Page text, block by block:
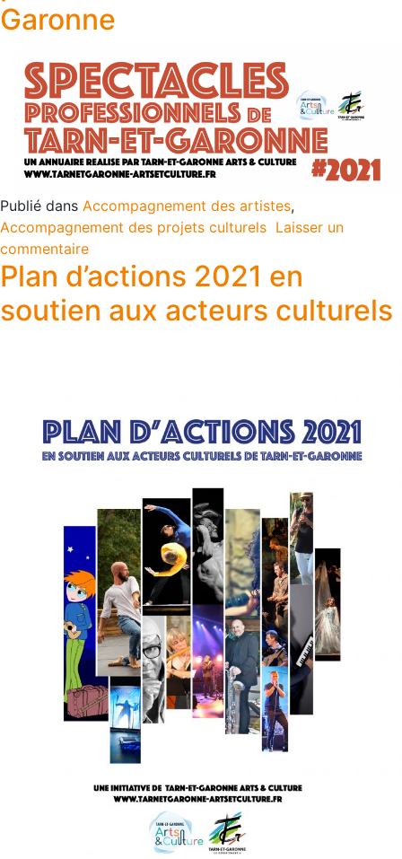
Garonne
Publié dans Accompagnement des artistes,
Accompagnement des projets culturels Laisser un
commentaire
Plan d’actions 2021 en
soutien aux acteurs culturels